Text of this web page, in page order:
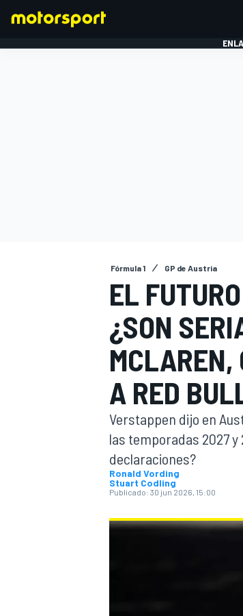
INDYCAR
Fórmula 1 GP de Austria
EL
¿SON
MCLAREN,
A RED
Verstappen dijo en
las temporadas 2027 y
declaraciones?
Ronald Vording
Stuart Codling
Publicado: 30 jun 2026, 15:00